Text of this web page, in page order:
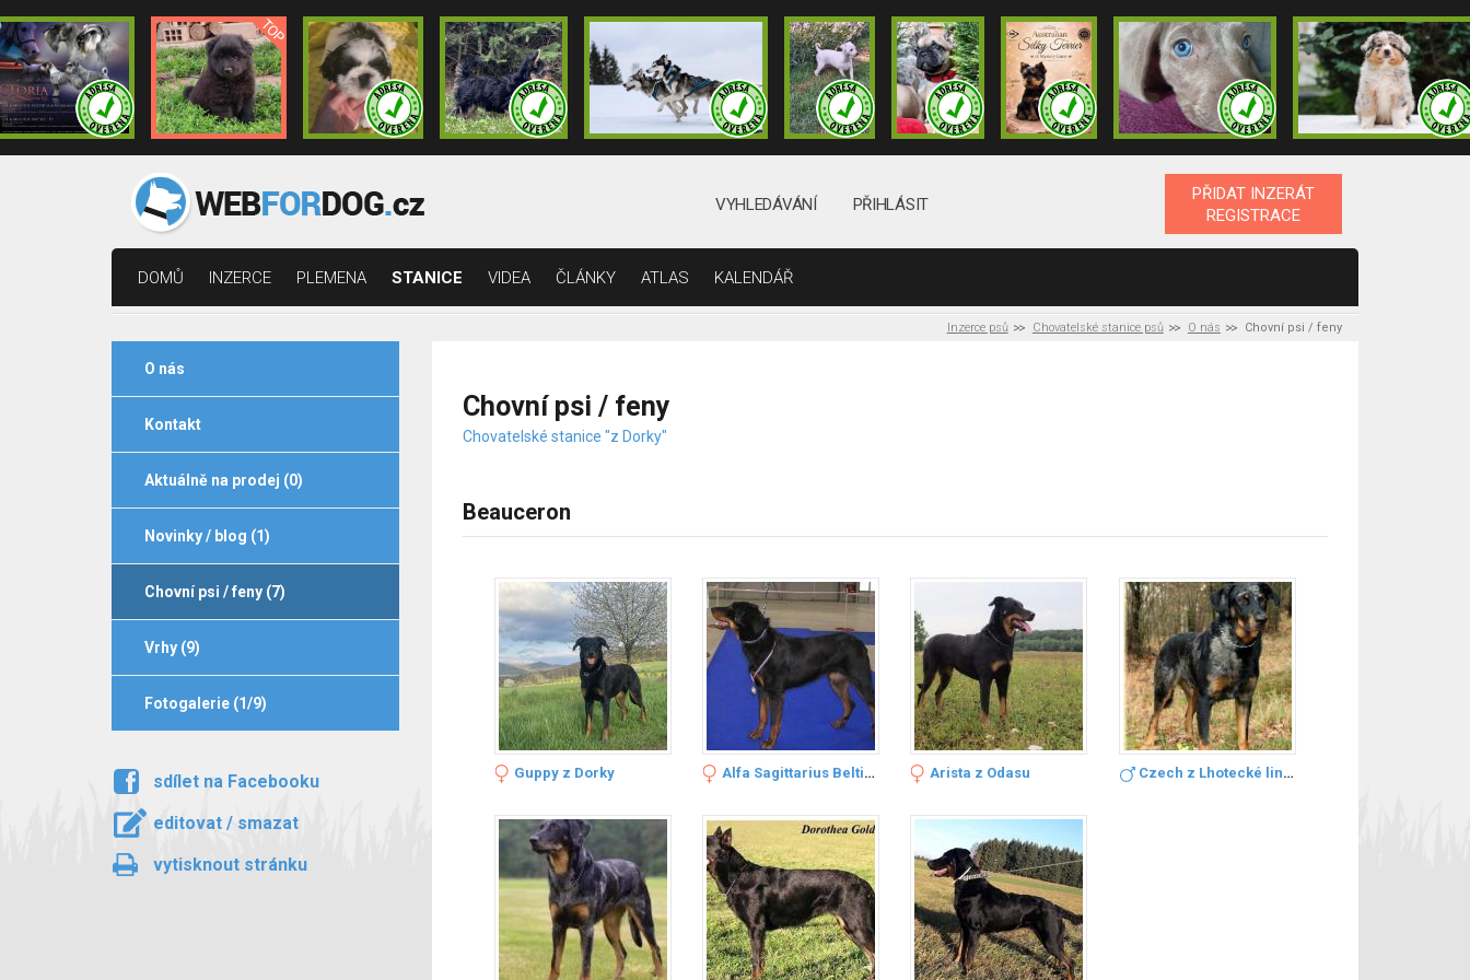
VYHLEDÁVÁNÍ PŘIHLÁSIT
PŘIDAT INZERÁT
REGISTRACE
DOMŮ INZERCE PLEMENA STANICE VIDEA ČLÁNKY ATLAS KALENDÁŘ
Inzerce psů Chovatelské stanice psů O nás Chovní psi / feny
O nás
Kontakt
Aktuálně na prodej (0)
Novinky / blog (1)
Chovní psi / feny (7)
Vrhy (9)
Fotogalerie (1/9)
sdílet na Facebooku
editovat / smazat
vytisknout stránku
Chovní psi / feny
Chovatelské stanice "z Dorky"
Beauceron
Guppy z Dorky Alfa Sagittarius Beltine Arista z Odasu Czech z Lhotecké linie